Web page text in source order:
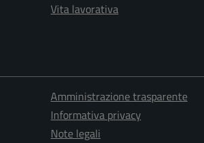
Vita lavorativa
Amministrazione trasparente
Informativa privacy
Note legali